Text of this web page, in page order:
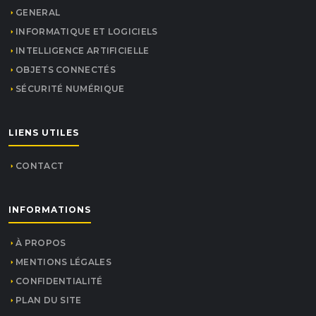
GENERAL
INFORMATIQUE ET LOGICIELS
INTELLIGENCE ARTIFICIELLE
OBJETS CONNECTÉS
SÉCURITÉ NUMÉRIQUE
LIENS UTILES
CONTACT
INFORMATIONS
À PROPOS
MENTIONS LÉGALES
CONFIDENTIALITÉ
PLAN DU SITE